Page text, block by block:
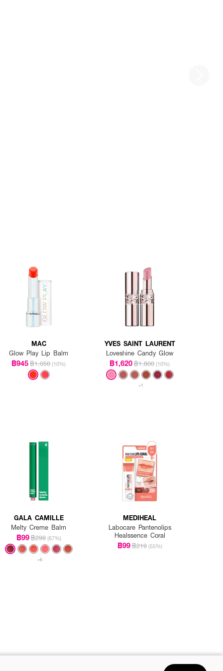
MAC
Glow Play Lip Balm
฿945฿1,050 (10%)
YVES SAINT LAURENT
Loveshine Candy Glow
฿1,620฿1,800 (10%)
+1
GALA CAMILLE
Melty Creme Balm
฿99฿299 (67%)
+6
MEDIHEAL
Labocare Pantenolips
Healssence Coral
฿99฿219 (55%)